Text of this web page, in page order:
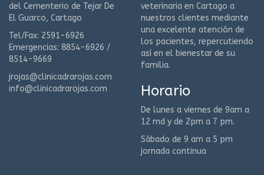
del Cementerio de Tejar De
El Guarco, Cartago
Tel/Fax: 2591-6926
Emergencias: 8854-6926 /
8514-9669
jrojas@clinicadrarojas.com
info@clinicadrarojas.com
veterinaria en Cartago a
nuestros clientes mediante
una excelente atención de
los pacientes, repercutiendo
así en el bienestar de su
familia.
Horario
De lunes a viernes de 9am a
12 md y de 2pm a 7 pm.
Sábado de 9 am a 5 pm
jornada continua